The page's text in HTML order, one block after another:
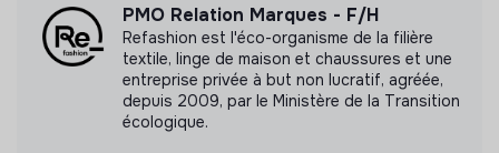
conformité (contractuelles, prestations et livraisons)
et garantir la disponibilité des équipements (seuils de
réapprovisionnement, prévisions d’achat)
Participer au processus de sélection et
contractualisation des prestataires et fournisseurs.
PMO Relation Marques - F/H
Refashion est l'éco-organisme de la filière
textile, linge de maison et chaussures et une
entreprise privée à but non lucratif, agréée,
depuis 2009, par le Ministère de la Transition
écologique.